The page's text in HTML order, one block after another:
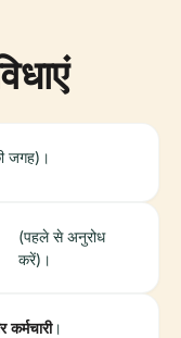
जगह)।
(पहले से अनुरोध
करें)।
।